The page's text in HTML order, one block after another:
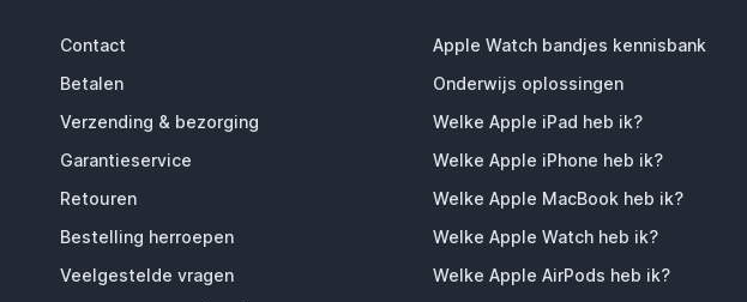
Contact
Betalen
Verzending & bezorging
Garantieservice
Retouren
Bestelling herroepen
Veelgestelde vragen
Apple Watch bandjes kennisbank
Onderwijs oplossingen
Welke Apple iPad heb ik?
Welke Apple iPhone heb ik?
Welke Apple MacBook heb ik?
Welke Apple Watch heb ik?
Welke Apple AirPods heb ik?